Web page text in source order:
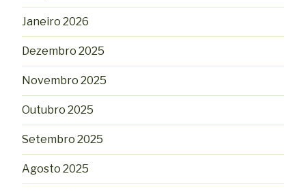
Janeiro 2026
Dezembro 2025
Novembro 2025
Outubro 2025
Setembro 2025
Agosto 2025